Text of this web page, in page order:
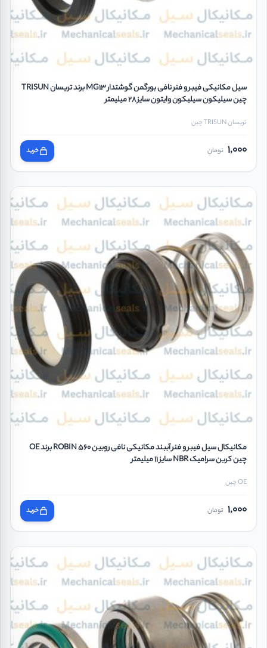
سیل مکانیکی فیبر و فنر نافی بورگمن گوشتدار MG13 برند تریسان TRISUN
چین سیلیکون سیلیکون وایتون سایز 28 میلیمتر
تریسان TRISUN چین
1,000 تومان خرید
مکانیکال سیل فیبر و فنر آببند مکانیکی نافی روبین ROBIN 560 برند OE
چین کربن سرامیک NBR سایز 11 میلیمتر
OE چین
1,000 تومان خرید